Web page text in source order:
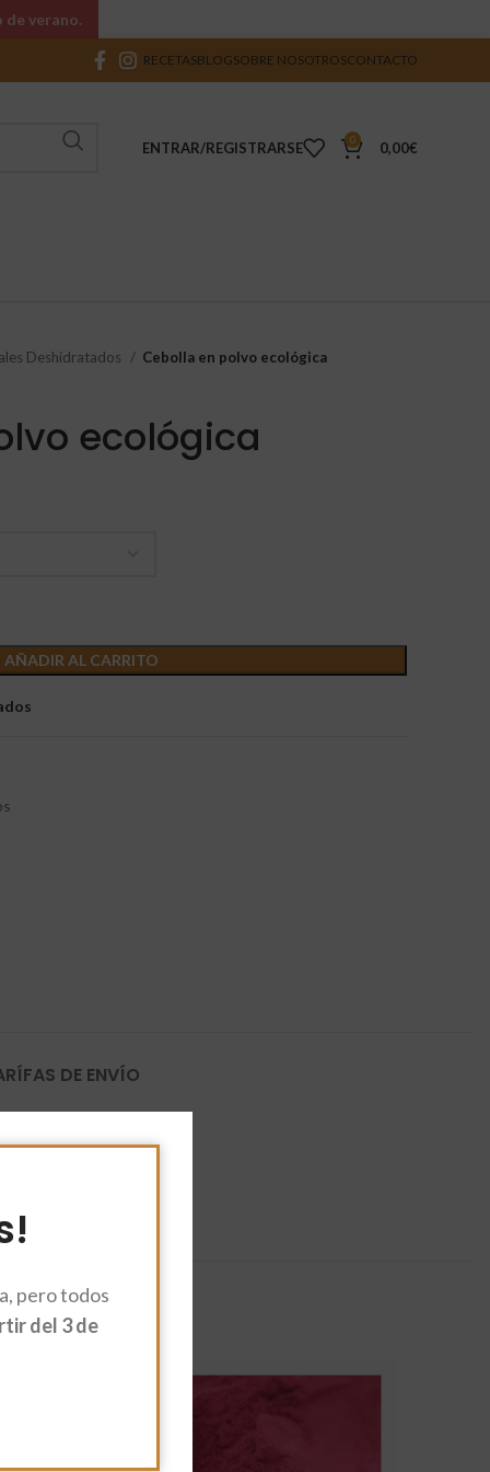
pero todos
del 3 de
RECETASBLOGSOBRE NOSOTROSCONTACTO
ENTRAR/REGISTRARSE 0 0,00€
Deshidratados Cebolla en polvo ecológica
ecológica
AÑADIR AL CARRITO
DE ENVÍO
verano.